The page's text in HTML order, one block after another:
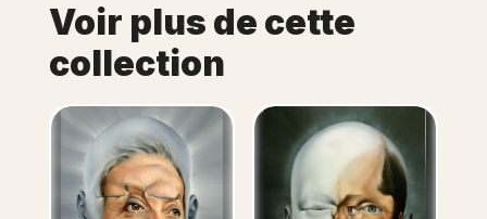
Voir plus de cette
collection